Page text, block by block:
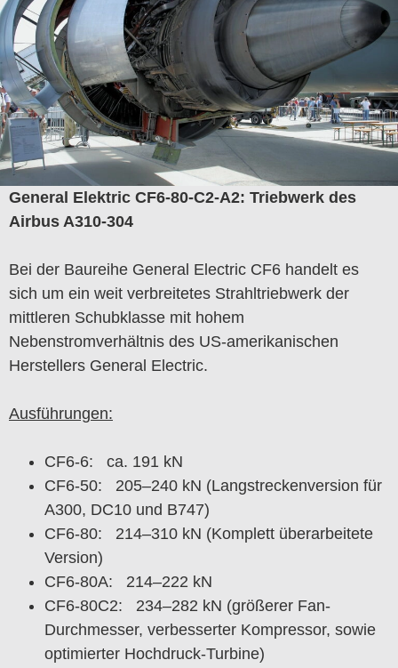
General Elektric CF6-80-C2-A2: Triebwerk des
Airbus A310-304
Bei der Baureihe General Electric CF6 handelt es
sich um ein weit verbreitetes Strahltriebwerk der
mittleren Schubklasse mit hohem
Nebenstromverhältnis des US-amerikanischen
Herstellers General Electric.
Ausführungen:
CF6-6: ca. 191 kN
CF6-50: 205–240 kN (Langstreckenversion für
A300, DC10 und B747)
CF6-80: 214–310 kN (Komplett überarbeitete
Version)
CF6-80A: 214–222 kN
CF6-80C2: 234–282 kN (größerer Fan-
Durchmesser, verbesserter Kompressor, sowie
optimierter Hochdruck-Turbine)